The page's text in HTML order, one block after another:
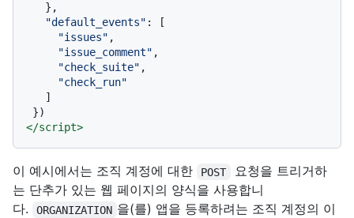
"default_events" : [
"issues" ,
"issue_comment" ,
"check_suite" ,
"check_run"
</script>
이 예시에서는 조직 계정에 대한 POST
요청을 트리거하
는 단추가 있는 웹 페이지의 양식을 사용합니
다.
ORGANIZATION 을(를) 앱을 등록하려는 조직 계정의 이